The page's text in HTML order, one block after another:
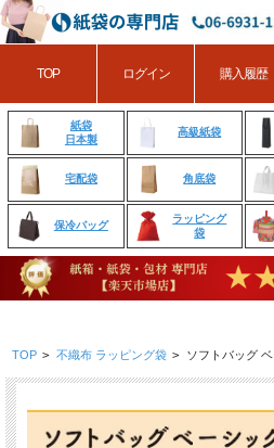
紙袋
日本製
高級紙袋
宅配袋 角底袋
保冷バッグ
ラッピング
袋
TOP > 不織布 ラッピング袋 > ソフトバッグ
TOP ログイン 購入履歴